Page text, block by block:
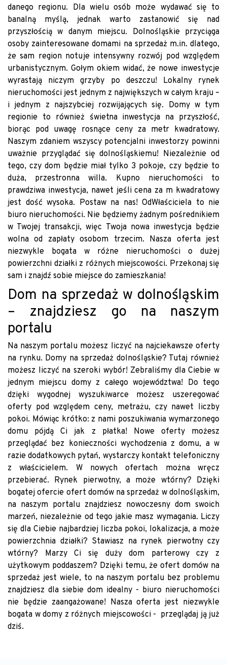
danego regionu. Dla wielu osób może wydawać się to
banalną myślą, jednak warto zastanowić się nad
przyszłością w danym miejscu. Dolnośląskie przyciąga
osoby zainteresowane domami na sprzedaż m.in. dlatego,
że sam region notuje intensywny rozwój pod względem
urbanistycznym. Gołym okiem widać, że nowe inwestycje
wyrastają niczym grzyby po deszczu! Lokalny rynek
nieruchomości jest jednym z największych w całym kraju –
i jednym z najszybciej rozwijających się. Domy w tym
regionie to również świetna inwestycja na przyszłość,
biorąc pod uwagę rosnące ceny za metr kwadratowy.
Naszym zdaniem wszyscy potencjalni inwestorzy powinni
uważnie przyglądać się dolnośląskiemu! Niezależnie od
tego, czy dom będzie miał tylko 3 pokoje, czy będzie to
duża, przestronna willa. Kupno nieruchomości to
prawdziwa inwestycja, nawet jeśli cena za m kwadratowy
jest dość wysoka. Postaw na nas! OdWłaściciela to nie
biuro nieruchomości. Nie będziemy żadnym pośrednikiem
w Twojej transakcji, więc Twoja nowa inwestycja będzie
wolna od zapłaty osobom trzecim. Nasza oferta jest
niezwykle bogata w różne nieruchomości o dużej
powierzchni działki z różnych miejscowości. Przekonaj się
sam i znajdź sobie miejsce do zamieszkania!
Dom na sprzedaż w dolnośląskim
– znajdziesz go na naszym
portalu
Na naszym portalu możesz liczyć na najciekawsze oferty
na rynku. Domy na sprzedaż dolnośląskie? Tutaj również
możesz liczyć na szeroki wybór! Zebraliśmy dla Ciebie w
jednym miejscu domy z całego województwa! Do tego
dzięki wygodnej wyszukiwarce możesz uszeregować
oferty pod względem ceny, metrażu, czy nawet liczby
pokoi. Mówiąc krótko: z nami poszukiwania wymarzonego
domu pójdą Ci jak z płatka! Nowe oferty możesz
przeglądać bez konieczności wychodzenia z domu, a w
razie dodatkowych pytań, wystarczy kontakt telefoniczny
z właścicielem. W nowych ofertach można wręcz
przebierać. Rynek pierwotny, a może wtórny? Dzięki
bogatej ofercie ofert domów na sprzedaż w dolnośląskim,
na naszym portalu znajdziesz nowoczesny dom swoich
marzeń, niezależnie od tego jakie masz wymagania. Liczy
się dla Ciebie najbardziej liczba pokoi, lokalizacja, a może
powierzchnia działki? Stawiasz na rynek pierwotny czy
wtórny? Marzy Ci się duży dom parterowy czy z
użytkowym poddaszem? Dzięki temu, że ofert domów na
sprzedaż jest wiele, to na naszym portalu bez problemu
znajdziesz dla siebie dom idealny - biuro nieruchomości
nie będzie zaangażowane! Nasza oferta jest niezwykle
bogata w domy z różnych miejscowości - przeglądaj ją już
dziś.